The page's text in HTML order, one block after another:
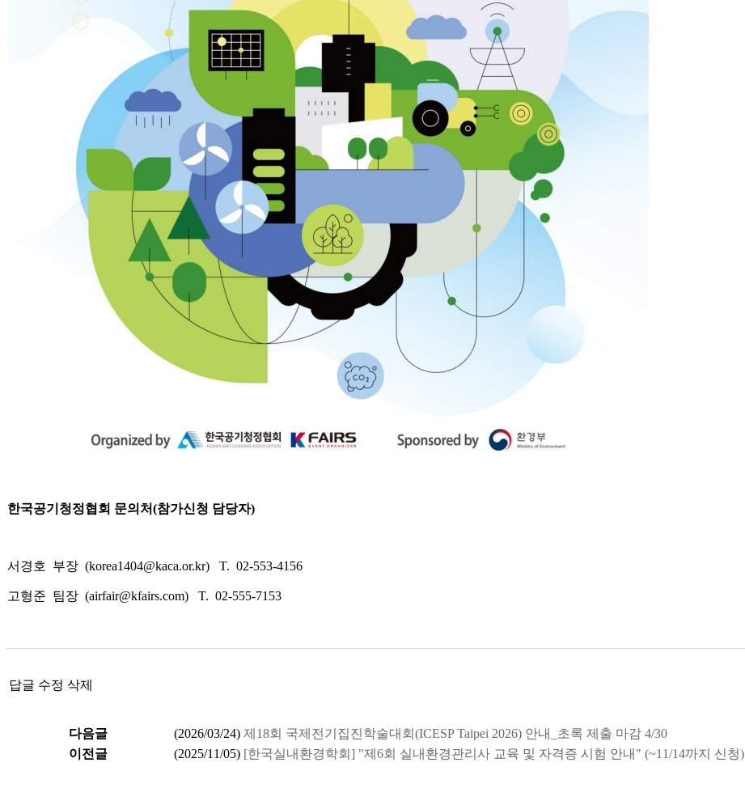
한국공기청정협회 문의처(참가신청 담당자)
서경호 부장 (korea1404@kaca.or.kr) T. 02-553-4156
고형준 팀장 (airfair@kfairs.com) T. 02-555-7153
답글 수정 삭제
다음글 (2026/03/24) 제18회 국제전기집진학술대회(ICESP Taipei 2026) 안내_초록 제출 마감 4/30
이전글
(2025/11/05) [한국실내환경학회] "제6회 실내환경관리사 교육 및 자격증 시험 안내" (~11/14까지 신청)